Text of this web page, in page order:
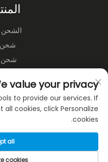
الشحن
شحن
النقل
النقل
عن
سياسة
value your privacy
to provide our services. If
cookies, click Personalize
cookies.
cookies
all